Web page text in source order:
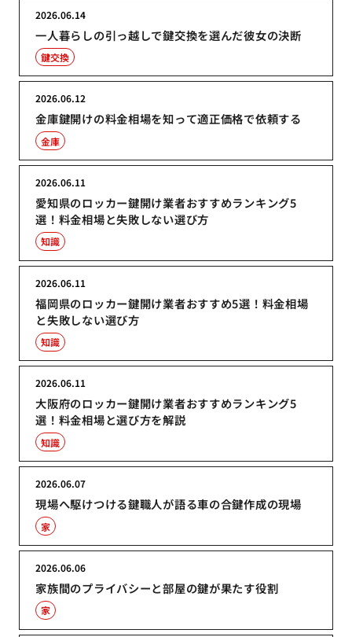
一人暮らしの引っ越しで鍵交換を選んだ彼女の決断
2026.06.14
鍵交換
金庫鍵開けの料金相場を知って適正価格で依頼する
2026.06.12
金庫
愛知県のロッカー鍵開け業者おすすめランキング5
選！料金相場と失敗しない選び方
2026.06.11
知識
福岡県のロッカー鍵開け業者おすすめ5選！料金相場
と失敗しない選び方
2026.06.11
知識
大阪府のロッカー鍵開け業者おすすめランキング5
選！料金相場と選び方を解説
2026.06.11
知識
現場へ駆けつける鍵職人が語る車の合鍵作成の現場
2026.06.07
家
家族間のプライバシーと部屋の鍵が果たす役割
2026.06.06
家